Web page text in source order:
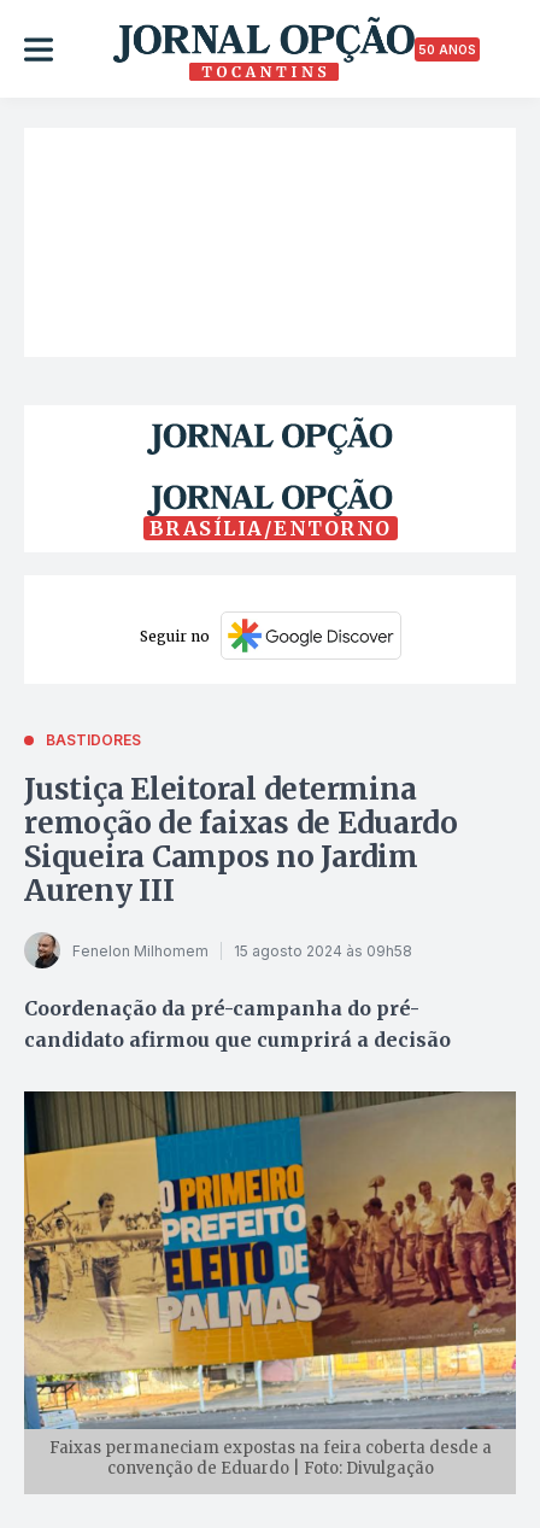
50 ANOS
BRASÍLIA/ENTORNO
Seguir no
BASTIDORES
Justiça Eleitoral determina
remoção de faixas de Eduardo
Siqueira Campos no Jardim
Aureny III
Fenelon Milhomem 15 agosto 2024 às 09h58
Coordenação da pré-campanha do pré-
candidato afirmou que cumprirá a decisão
Faixas permaneciam expostas na feira coberta desde a
convenção de Eduardo | Foto: Divulgação